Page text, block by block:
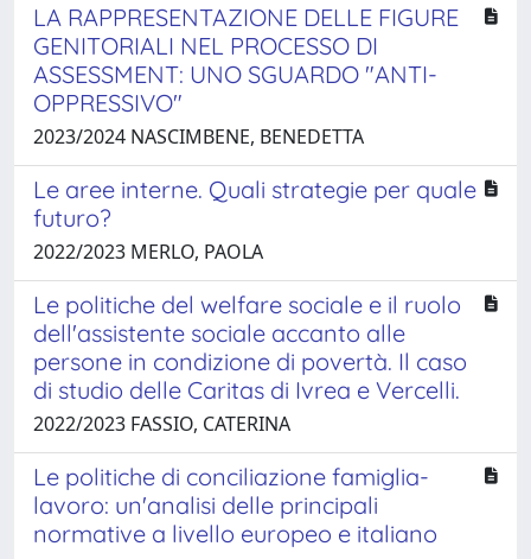
LA RAPPRESENTAZIONE DELLE FIGURE
GENITORIALI NEL PROCESSO DI
ASSESSMENT: UNO SGUARDO "ANTI-
OPPRESSIVO"
2023/2024 NASCIMBENE, BENEDETTA
Le aree interne. Quali strategie per quale
futuro?
2022/2023 MERLO, PAOLA
Le politiche del welfare sociale e il ruolo
dell'assistente sociale accanto alle
persone in condizione di povertà. Il caso
di studio delle Caritas di Ivrea e Vercelli.
2022/2023 FASSIO, CATERINA
Le politiche di conciliazione famiglia-
lavoro: un'analisi delle principali
normative a livello europeo e italiano